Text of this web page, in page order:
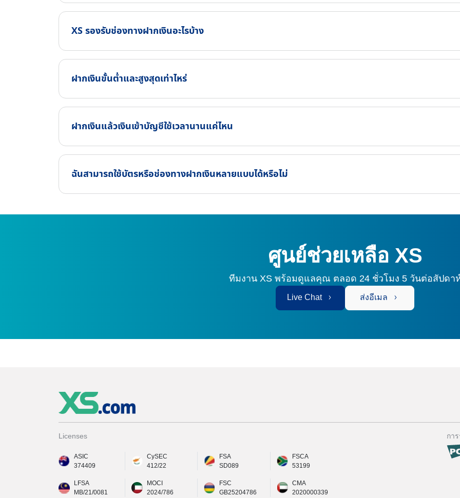
XS รองรับช่องทางฝากเงินอะไรบ้าง
ฝากเงินขั้นต่ำและสูงสุดเท่าไหร่
ฝากเงินแล้วเงินเข้าบัญชีใช้เวลานานแค่ไหน
ฉันสามารถใช้บัตรหรือช่องทางฝากเงินหลายแบบได้หรือไม่
ศูนย์ช่วยเหลือ XS
ทีมงาน XS พร้อมดูแลคุณ ตลอด 24 ชั่วโมง 5 วันต่อสัปดา
Live Chat ส่งอีเมล
Licenses
ASIC
374409
CySEC
412/22
FSA
SD089
FSCA
53199
LFSA
MB/21/0081
MOCI
2024/786
FSC
GB25204786
CMA
2020000339
กา